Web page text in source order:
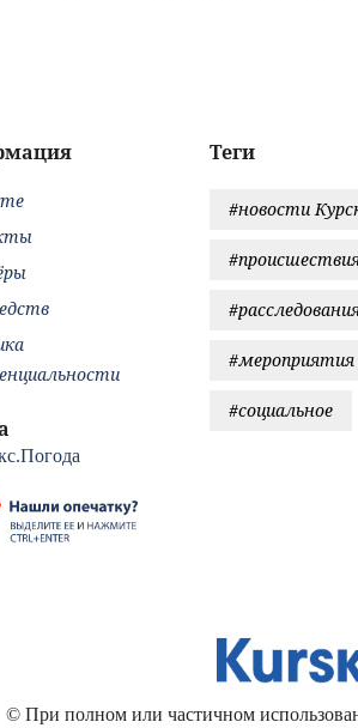
Теги
#новости
#мероприятия
#социальное
© При полном или частичном